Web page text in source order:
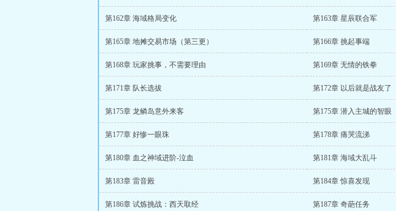
第162章 海域格局变化 第163章 星辰联合军
第165章 地摊交易市场（第三更） 第166章 挑起事端
第168章 玩家挑事，不需要理由 第169章 无情的铁拳
第171章 队长选拔 第172章 以后就是战友了
第175章 龙鳞岛意外来客 第175章 潜入主城的智眼
第177章 好惨一眼珠 第178章 痛哭流涕
第180章 血之神域进阶-泣血 第181章 海域大乱斗
第183章 雷音殿 第184章 惊喜发现
第186章 试炼挑战：西天取经 第187章 奇葩任务